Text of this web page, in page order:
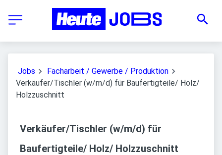
Jobs
Facharbeit / Gewerbe / Produktion
Verkäufer/Tischler (w/m/d) für Baufertigteile/ Holz/
Holzzuschnitt
Verkäufer/Tischler (w/m/d) für
Baufertigteile/ Holz/ Holzzuschnitt